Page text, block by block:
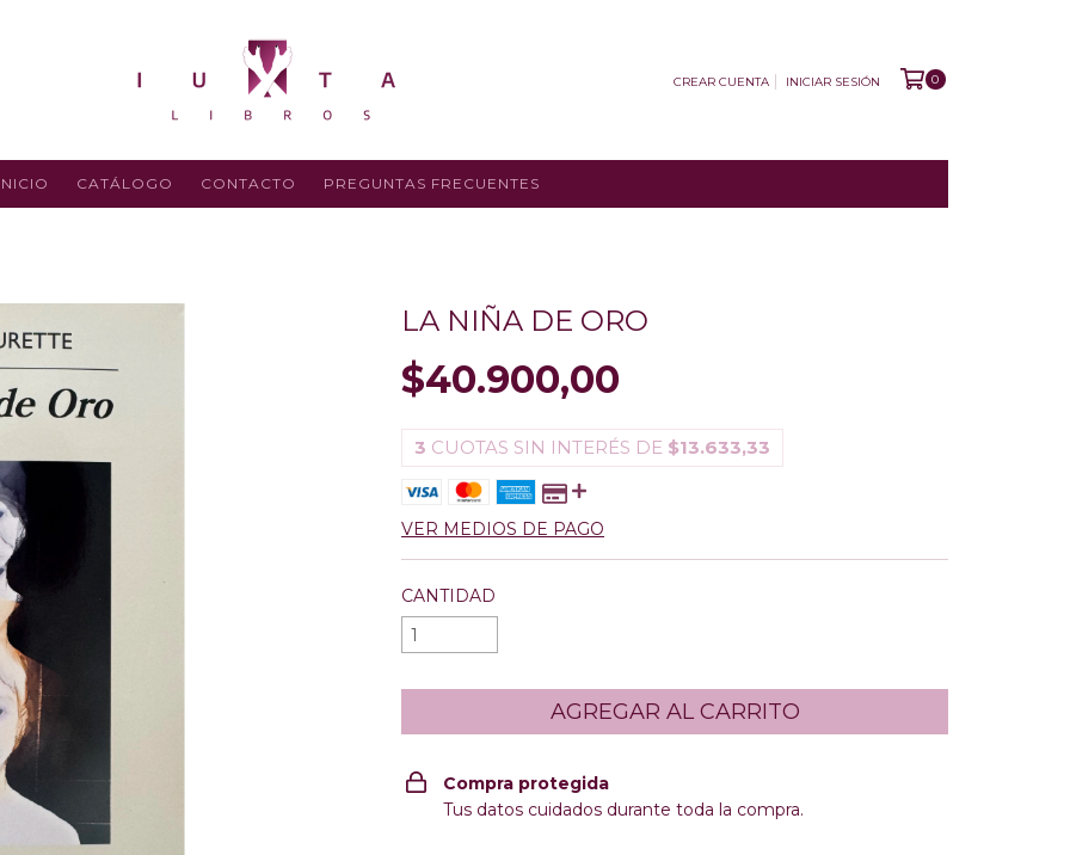
CREAR CUENTA INICIAR SESIÓN 0
CATÁLOGO CONTACTO PREGUNTAS FRECUENTES
LA NIÑA DE ORO
$40.900,00
3 CUOTAS SIN INTERÉS DE $13.633,33
VER MEDIOS DE PAGO
CANTIDAD
Compra protegida
Tus datos cuidados durante toda la compra.